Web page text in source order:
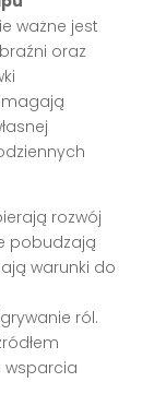
ważne jest
oraz
rozwój
pobudzają
warunki do
ról.
wsparcia